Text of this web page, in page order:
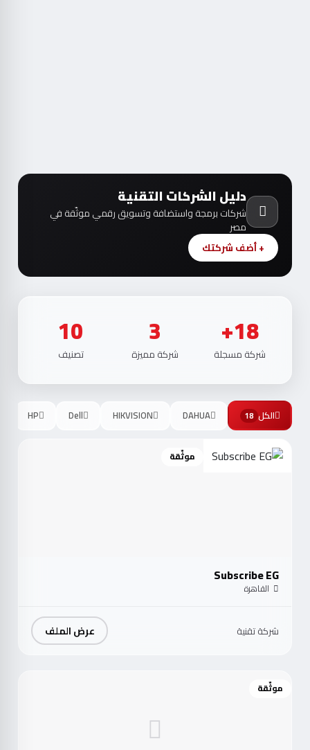
دليل الشركات التقنية
شركات برمجة واستضافة وتسويق رقمي موثّقة في
مصر
+ أضف شركتك
18+
شركة مسجلة
3
شركة مميزة
10
تصنيف
الكل 18
DAHUA
HIKVISION
Dell
HP
موثّقة
Subscribe EG
القاهرة
شركة تقنية عرض الملف
موثّقة